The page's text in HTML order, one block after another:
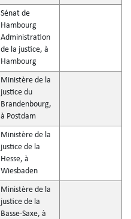
Sénat de
Hambourg
Administration
de la justice, à
Hambourg
Ministère de la
justice du
Brandenbourg,
à Postdam
Ministère de la
justice de la
Hesse, à
Wiesbaden
Ministère de la
justice de la
Basse-Saxe, à